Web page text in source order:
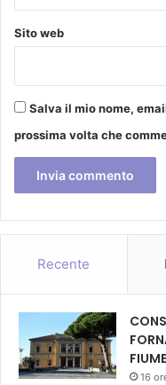
m
a
g
i
o
i
n
r
s
u
Sito web
Salva il mio nome,
prossima volta che
Recente
16